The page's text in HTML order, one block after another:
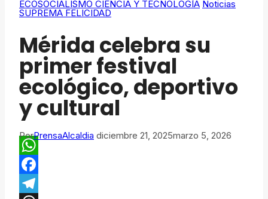
ECOSOCIALISMO CIENCIA Y TECNOLOGÍA Noticias
SUPREMA FELICIDAD
Mérida celebra su
primer festival
ecológico, deportivo
y cultural
PorPrensaAlcaldia diciembre 21, 2025marzo 5, 2026
WhatsApp
Facebook